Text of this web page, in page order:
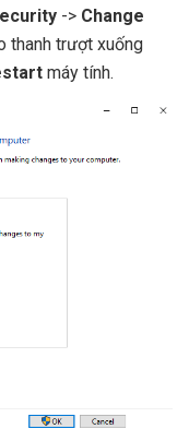
-> Change
thanh trượt xuống
máy tính.